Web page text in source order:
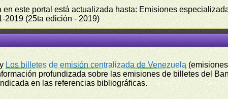
este portal está actualizada hasta: Emisiones
2019 (25ta edición - 2019)
Los billetes de emisión centralizada de Venezuela
profundizada sobre las emisiones de billetes del
en las referencias bibliográficas.